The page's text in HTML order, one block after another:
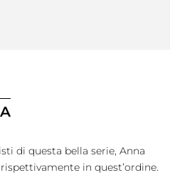
di questa bella serie, Anna
in quest’ordine.